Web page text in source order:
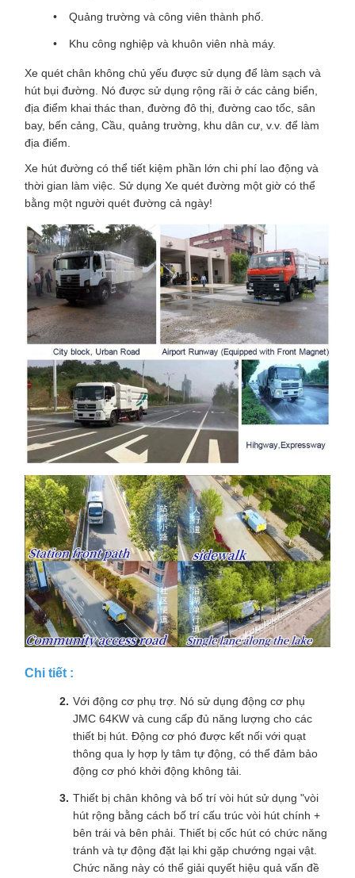
Quảng trường và công viên thành phố.
Khu công nghiệp và khuôn viên nhà máy.
Xe quét chân không chủ yếu được sử dụng để làm sạch và
hút bụi đường. Nó được sử dụng rộng rãi ở các cảng biển,
địa điểm khai thác than, đường đô thị, đường cao tốc, sân
bay, bến cảng, Cầu, quảng trường, khu dân cư, v.v. để làm
địa điểm.
Xe hút đường có thể tiết kiệm phần lớn chi phí lao động và
thời gian làm việc. Sử dụng Xe quét đường một giờ có thể
bằng một người quét đường cả ngày!
Chi tiết :
Với động cơ phụ trợ. Nó sử dụng động cơ phụ
JMC 64KW và cung cấp đủ năng lượng cho các
thiết bị hút. Động cơ phó được kết nối với quạt
thông qua ly hợp ly tâm tự động, có thể đảm bảo
động cơ phó khởi động không tải.
Thiết bị chân không và bố trí vòi hút sử dụng "vòi
hút rộng bằng cách bố trí cấu trúc vòi hút chính +
bên trái và bên phải. Thiết bị cốc hút có chức năng
tránh và tự động đặt lại khi gặp chướng ngại vật.
Chức năng này có thể giải quyết hiệu quả vấn đề